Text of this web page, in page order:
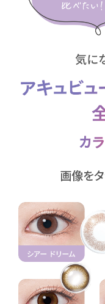
画像をタ